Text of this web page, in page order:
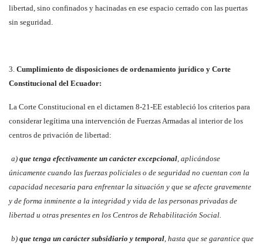
libertad, sino confinados y hacinadas en ese espacio cerrado con las puertas
sin seguridad.
3. Cumplimiento de disposiciones de ordenamiento jurídico y Corte
Constitucional del Ecuador:
La Corte Constitucional en el dictamen 8-21-EE estableció los criterios para
considerar legítima una intervención de Fuerzas Armadas al interior de los
centros de privación de libertad:
a) que tenga efectivamente un carácter excepcional , aplicándose
únicamente cuando las fuerzas policiales o de seguridad no cuentan con la
capacidad necesaria para enfrentar la situación y que se afecte gravemente
y de forma inminente a la integridad y vida de las personas privadas de
libertad u otras presentes en los Centros de Rehabilitación Social.
b) que tenga un carácter subsidiario y temporal , hasta que se garantice que